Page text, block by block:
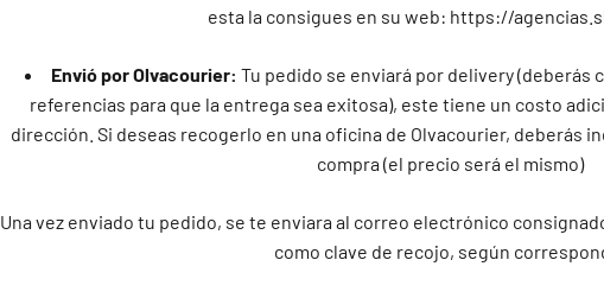
33 estándar -
34 estándar
esta la consigues en su web: https://
Envió por Olvacourier: Tu pedido se enviará por delivery (deberás
referencias para que la entrega sea exitosa), este tiene un costo
dirección. Si deseas recogerlo en una oficina de Olvacourier, deberás
compra (el precio será el mismo)
Una vez enviado tu pedido, se te enviara al correo electrónico
como clave de recojo, según